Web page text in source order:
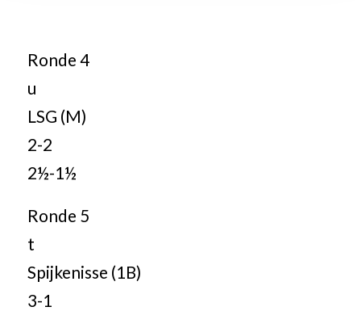
Ronde 4
u
LSG (M)
2-2
2½-1½
Ronde 5
t
Spijkenisse (1B)
3-1